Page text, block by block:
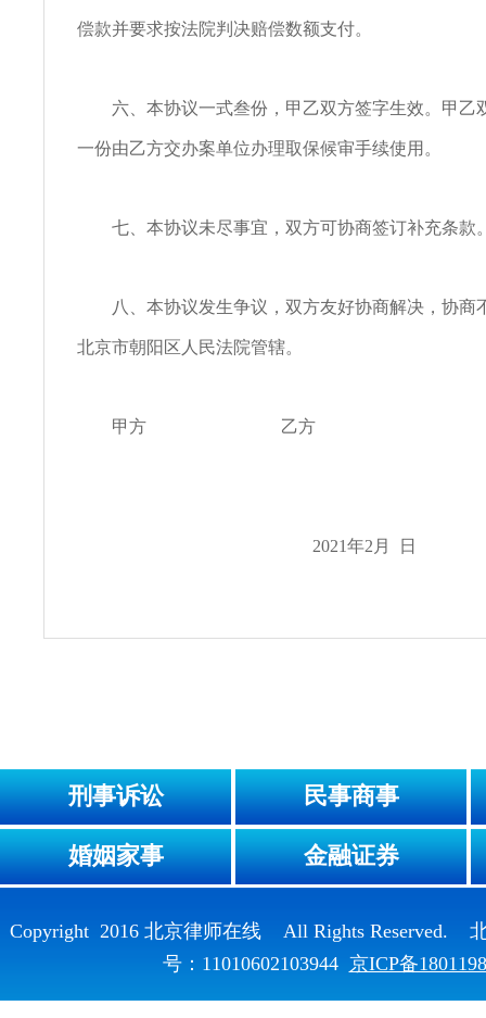
偿款并要求按法院判决赔偿数额支付。
六、本协议一式叁份，甲乙双方签字生效。甲乙
一份由乙方交办案单位办理取保候审手续使用。
七、本协议未尽事宜，双方可协商签订补充条款
八、本协议发生争议，双方友好协商解决，协商
北京市朝阳区人民法院管辖。
甲方 乙方
2021年2月 日
刑事诉讼 民事商事
婚姻家事 金融证券
Copyright 2016 北京律师在线 All Rights Reserved.
号：11010602103944 京ICP备